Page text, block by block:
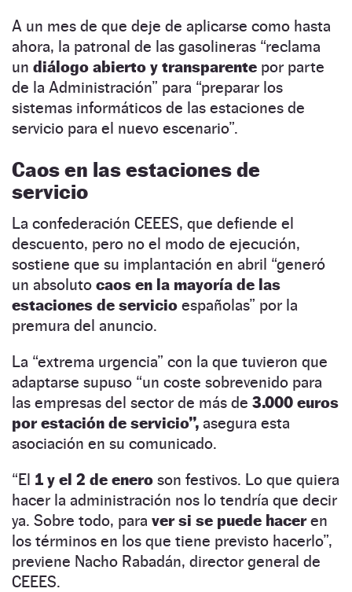
A un mes de que deje de aplicarse como hasta
ahora, la patronal de las gasolineras “reclama
un diálogo abierto y transparente por parte
de la Administración” para “preparar los
sistemas informáticos de las estaciones de
servicio para el nuevo escenario”.
Caos en las estaciones de
servicio
La confederación CEEES, que defiende el
descuento, pero no el modo de ejecución,
sostiene que su implantación en abril “generó
un absoluto caos en la mayoría de las
estaciones de servicio españolas” por la
premura del anuncio.
La “extrema urgencia” con la que tuvieron que
adaptarse supuso “un coste sobrevenido para
las empresas del sector de más de 3.000 euros
por estación de servicio”, asegura esta
asociación en su comunicado.
“El 1 y el 2 de enero son festivos. Lo que quiera
hacer la administración nos lo tendría que decir
ya. Sobre todo, para ver si se puede haceren
los términos en los que tiene previsto hacerlo”,
previene Nacho Rabadán, director general de
CEEES.